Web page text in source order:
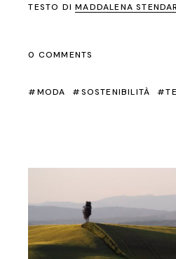
TESTO DIMADDALENA
0 COMMENTS
MODA SOSTENIBILITÀ